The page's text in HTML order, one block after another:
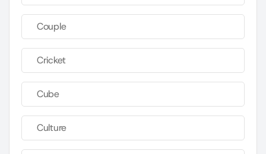
Couple
Cricket
Cube
Culture